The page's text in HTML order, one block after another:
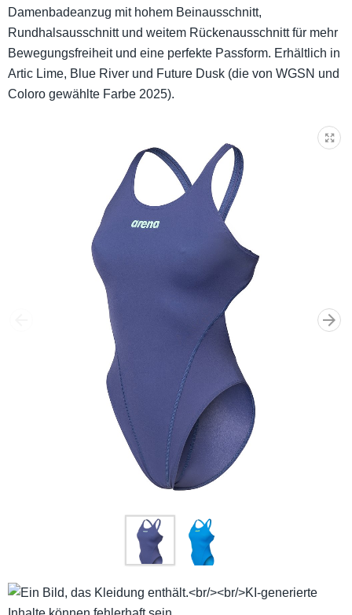
Damenbadeanzug mit hohem Beinausschnitt,
Rundhalsausschnitt und weitem Rückenausschnitt für mehr
Bewegungsfreiheit und eine perfekte Passform. Erhältlich in
Artic Lime, Blue River und Future Dusk (die von WGSN und
Coloro gewählte Farbe 2025).